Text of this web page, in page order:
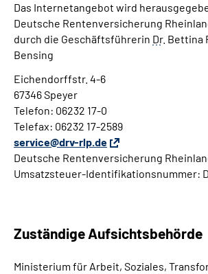
Das Internetangebot wird
Deutsche Rentenversicherung
durch die Geschäftsführerin Dr. Bettina
Bensing
Eichendorffstr. 4-6
67346 Speyer
Telefon: 06232 17-0
Telefax: 06232 17-2589
service@drv-rlp.de
Deutsche Rentenversicherung
Umsatzsteuer-Identifikationsnummer:
Zuständige Aufsichtsbehörde
Ministerium für Arbeit, Soziales,